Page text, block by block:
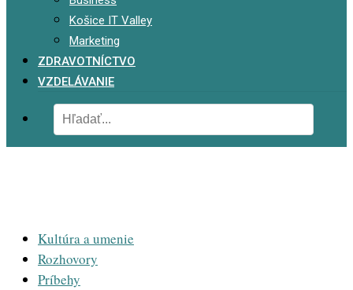
Košice IT Valley
Marketing
ZDRAVOTNÍCTVO
VZDELÁVANIE
Kultúra a umenie
Rozhovory
Príbehy